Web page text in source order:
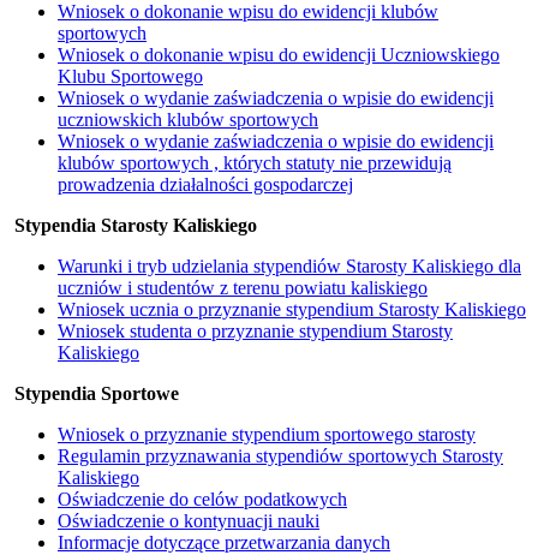
Wniosek o dokonanie wpisu do ewidencji klubów
sportowych
Wniosek o dokonanie wpisu do ewidencji Uczniowskiego
Klubu Sportowego
Wniosek o wydanie zaświadczenia o wpisie do ewidencji
uczniowskich klubów sportowych
Wniosek o wydanie zaświadczenia o wpisie do ewidencji
klubów sportowych , których statuty nie przewidują
prowadzenia działalności gospodarczej
Stypendia Starosty Kaliskiego
Warunki i tryb udzielania stypendiów Starosty Kaliskiego dla
uczniów i studentów z terenu powiatu kaliskiego
Wniosek ucznia o przyznanie stypendium Starosty Kaliskiego
Wniosek studenta o przyznanie stypendium Starosty
Kaliskiego
Stypendia Sportowe
Wniosek o przyznanie stypendium sportowego starosty
Regulamin przyznawania stypendiów sportowych Starosty
Kaliskiego
Oświadczenie do celów podatkowych
Oświadczenie o kontynuacji nauki
Informacje dotyczące przetwarzania danych